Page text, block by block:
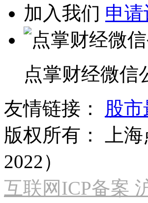
加入我们 申
点掌财经微信
友情链接：
股
版权所有：
上
2022）
互联网ICP备案